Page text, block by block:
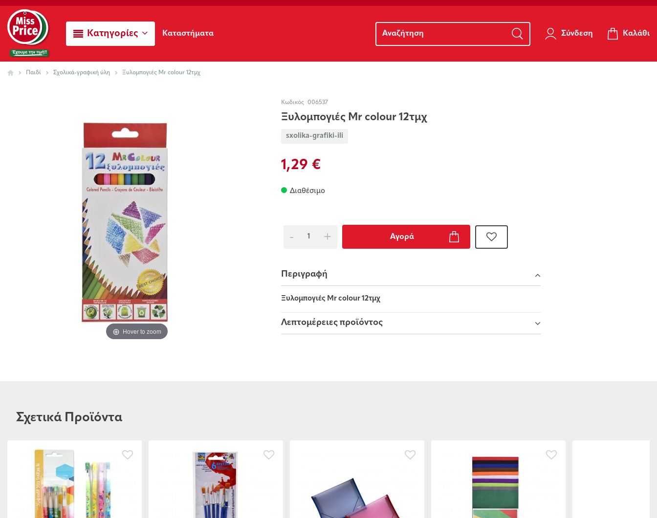
Κατηγορίες Καταστήματα Σύνδεση Καλάθι
Παιδί Σχολικά-γραφική ύλη Ξυλομπογιές Mr colour 12τμχ
Hover to zoom
Κωδικός 006537
Ξυλομπογιές Mr colour 12τμχ
sxolika-grafiki-ili
1,29 €
Διαθέσιμο
- + Αγορά
Περιγραφή
Ξυλομπογιές Mr colour 12τμχ
Λεπτομέρειες προϊόντος
Σχετικά Προϊόντα